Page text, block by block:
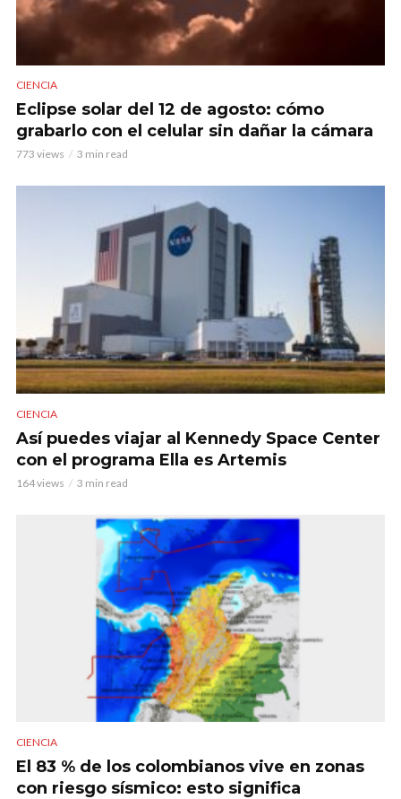
CIENCIA
Eclipse solar del 12 de agosto: cómo
grabarlo con el celular sin dañar la cámara
773 views 3 min read
CIENCIA
Así puedes viajar al Kennedy Space Center
con el programa Ella es Artemis
164 views 3 min read
CIENCIA
El 83 % de los colombianos vive en zonas
con riesgo sísmico: esto significa